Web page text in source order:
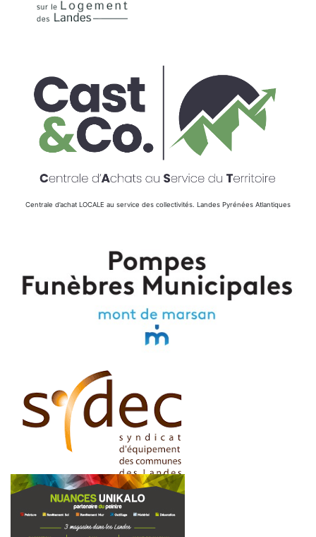
Centrale d’achat LOCALE au service des collectivités. Landes Pyrénées Atlantiques